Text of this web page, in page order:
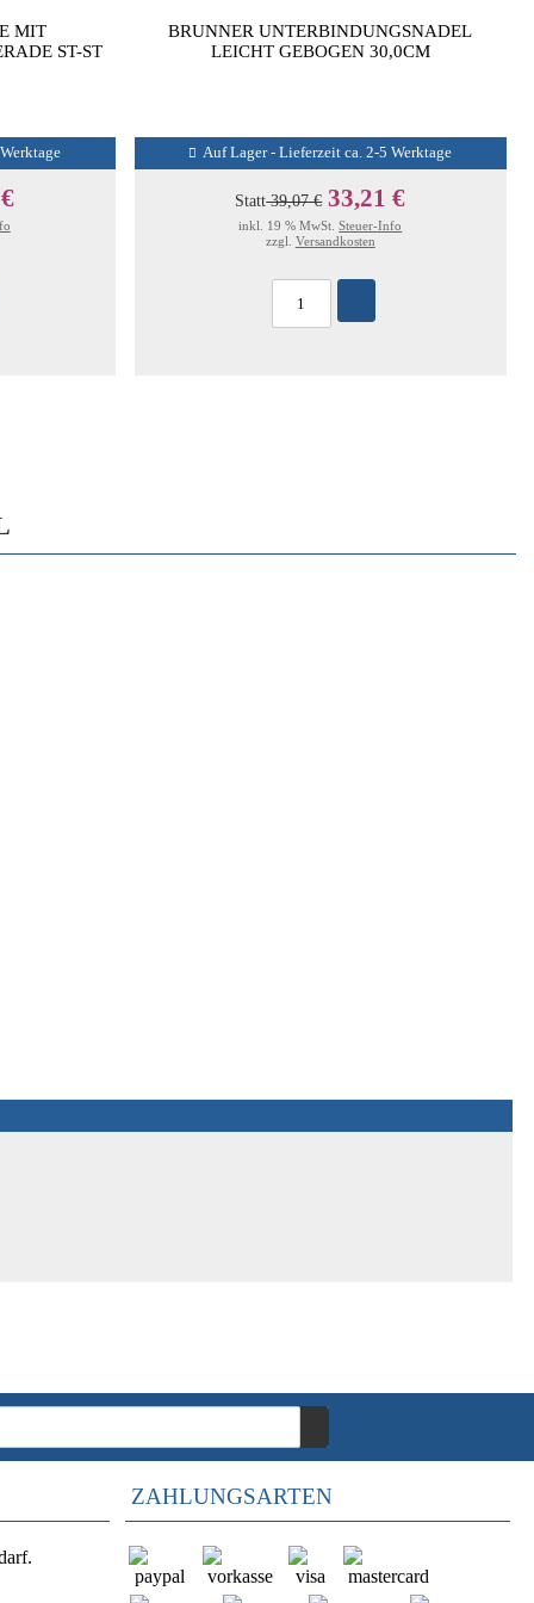
MIT
ST-ST
BRUNNER UNTERBINDUNGSNADEL
LEICHT GEBOGEN 30,0CM
Auf Lager - Lieferzeit ca. 2-5 Werktage
Statt39,07 € 33,21 €
inkl. 19 % MwSt.Steuer-Info
zzgl. Versandkosten
ZAHLUNGSARTEN